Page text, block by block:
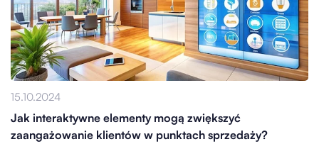
15.10.2024
Jak interaktywne elementy mogą zwiększyć
zaangażowanie klientów w punktach sprzedaży?